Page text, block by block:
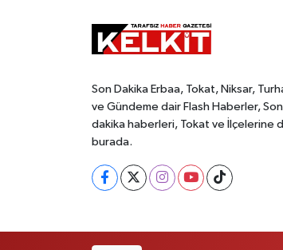
Son Dakika Erbaa, Tokat, Niksar,
ve Gündeme dair Flash Haberler,
dakika haberleri, Tokat ve İlçelerine
burada.